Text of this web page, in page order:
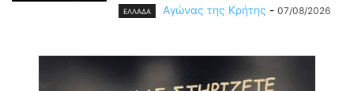
ΕΛΛΑΔΑ Αγώνας της Κρήτης - 07/08/2026